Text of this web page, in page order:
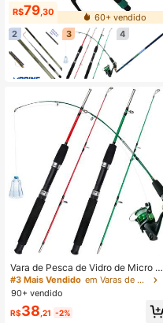
R$79,30
60+ vendido
2
3 4
Vara de Pesca de Vidro de Micro Pe
sca de 1m com 2 Seções de Pesca
no Gelo Ultraleve, Vara de Pesca P
ortátil
#3 Mais Vendido
em Varas de pesca
90+ vendido
R$38 ,21 -2%